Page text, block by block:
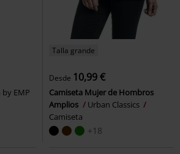
EMP
Talla grande
Desde 10,99 €
Camiseta Mujer de Hombros
Amplios
Urban Classics
Camiseta
+18